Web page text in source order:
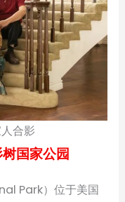
合影
国家公园
Park）位于美国